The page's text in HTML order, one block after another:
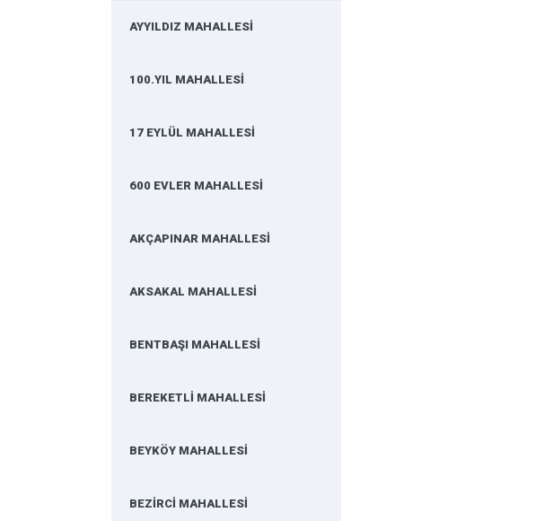
AYYILDIZ MAHALLESİ
100.YIL MAHALLESİ
17 EYLÜL MAHALLESİ
600 EVLER MAHALLESİ
AKÇAPINAR MAHALLESİ
AKSAKAL MAHALLESİ
BENTBAŞI MAHALLESİ
BEREKETLİ MAHALLESİ
BEYKÖY MAHALLESİ
BEZİRCİ MAHALLESİ